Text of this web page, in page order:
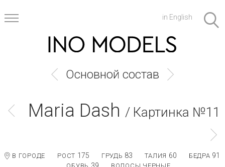
in English
Основной состав
Maria Dash / Картинка №11
В ГОРОДЕ РОСТ 175 ГРУДЬ 83 ТАЛИЯ 60 БЕДРА 91